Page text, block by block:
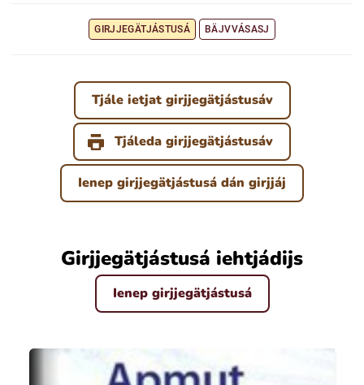
GIRJJEGÄTJÁSTUSÁ BÄJVVÁSASJ
Tjále ietjat girjjegätjástusáv
Tjáleda girjjegätjástusáv
Ienep girjjegätjástusá dán girjjáj
Girjjegätjástusá iehtjádijs
Ienep girjjegätjástusá